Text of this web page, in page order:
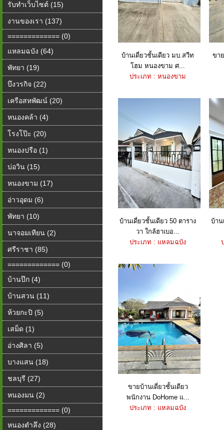
รับทำเว็บไซต์ (15)
งานของเรา (137)
============= (0)
แหลมฉบัง (64)
พัทยา (19)
บึงวรกิจ (22)
เครือสหพัฒน์ (20)
หนองคล้า (4)
โรงโป๊ะ (20)
หนองปรือ (1)
บ่อวิน (15)
หนองขาม (17)
อ่าวอุดม (6)
พัทยา (10)
นาจอมเทียน (2)
ศรีราชา (85)
============= (0)
บ้านปึก (4)
บ้านสวน (11)
ห้วยกะปิ (5)
เสม็ด (1)
อ่างศิลา (5)
บางแสน (18)
ชลบุรี (27)
หนองมน (2)
============= (0)
หนองตำลึง (28)
บ้านเดี่ยวชั้นเดียว มบ.สวีท
โฮม หนองขาม ศ...
ประเภท : หนองขาม
ขา
บ้านเดี่ยวชั้นเดียว 50 ตาราง
วา ใกล้ฮาเบอ...
ประเภท : แหลมฉบัง
บ้าน
ขายบ้านเดี่ยวชั้นเดียว
พนักงาน DoHome แ...
ประเภท : แหลมฉบัง